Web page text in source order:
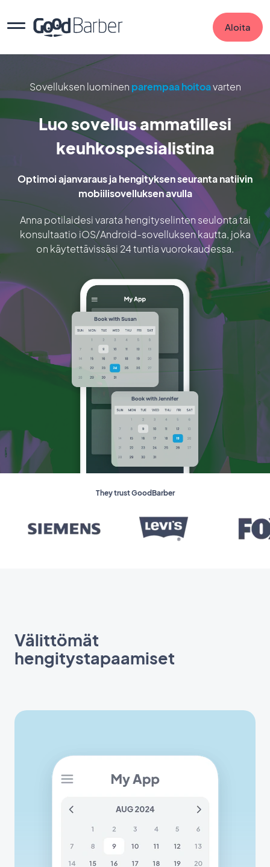
Aloita
Sovelluksen luominen parempaa hoitoavarten
Luo sovellus ammatillesi
keuhkospesialistina
Optimoi ajanvaraus ja hengityksen seuranta natiivin
mobiilisovelluksen avulla
Anna potilaidesi varata hengityselinten seulonta tai
konsultaatio iOS/Android-sovelluksen kautta, joka
on käytettävissäsi 24 tuntia vuorokaudessa.
They trust GoodBarber
Välittömät
hengitystapaamiset